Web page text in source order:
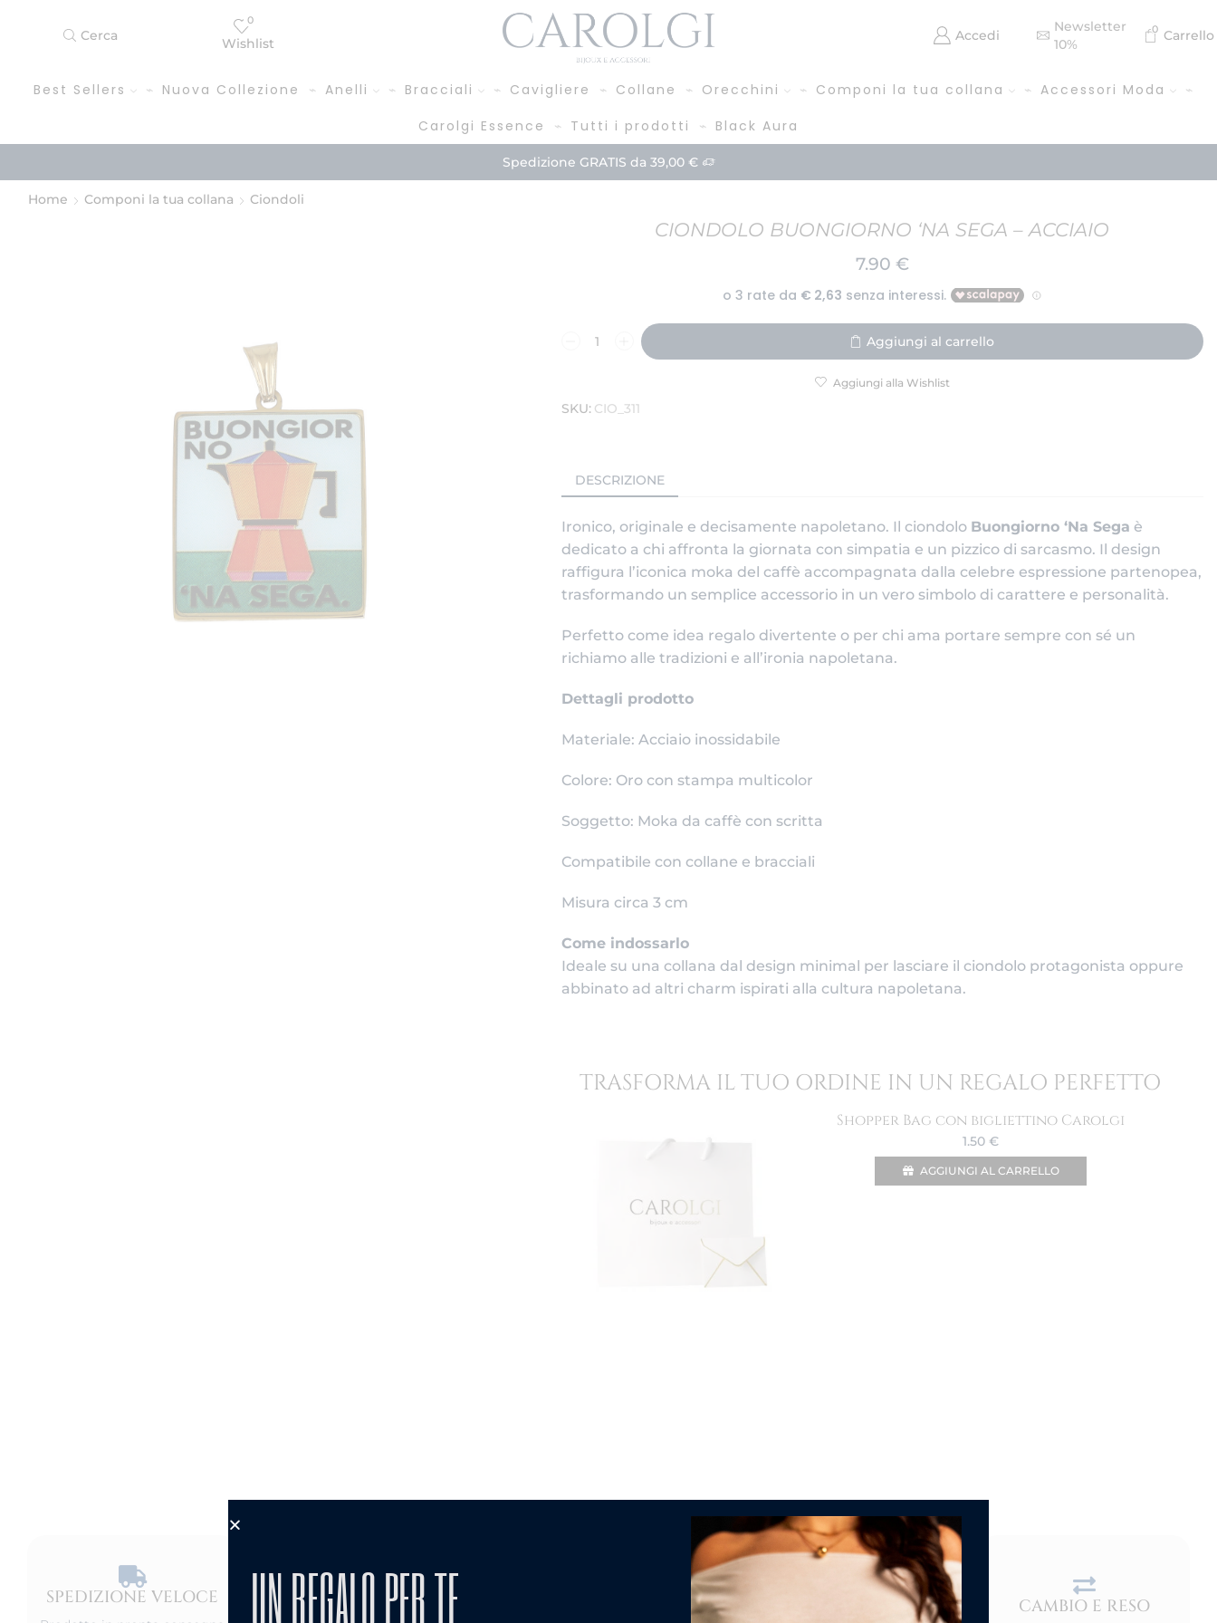
Cerca
0
Wishlist
Accedi
Newsletter
10%
0 Carrello
Best Sellers Nuova Collezione Anelli Bracciali Cavigliere Collane Orecchini Componi la tua collana
Accessori Moda
Carolgi Essence
Tutti i prodotti Black Aura
Paga in 3 rate! Acquista
Home Componi la tua collana Ciondoli
CIONDOLO BUONGIORNO ‘NA SEGA – ACCIAIO
7.90 €
Aggiungi al carrello
Aggiungi alla Wishlist
SKU: CIO_311
DESCRIZIONE
Ironico, originale e decisamente napoletano. Il ciondolo Buongiorno ‘Na Sega è
dedicato a chi affronta la giornata con simpatia e un pizzico di sarcasmo. Il design
raffigura l’iconica moka del caffè accompagnata dalla celebre espressione partenopea,
trasformando un semplice accessorio in un vero simbolo di carattere e personalità.
Perfetto come idea regalo divertente o per chi ama portare sempre con sé un
richiamo alle tradizioni e all’ironia napoletana.
Dettagli prodotto
Materiale: Acciaio inossidabile
Colore: Oro con stampa multicolor
Soggetto: Moka da caffè con scritta
Compatibile con collane e bracciali
Misura circa 3 cm
Come indossarlo
Ideale su una collana dal design minimal per lasciare il ciondolo protagonista oppure
abbinato ad altri charm ispirati alla cultura napoletana.
TRASFORMA IL TUO ORDINE IN UN REGALO PERFETTO
Shopper Bag con bigliettino Carolgi
1.50 €
AGGIUNGI AL CARRELLO
SPEDIZIONE VELOCE​
PRODOTTO
CURA DEL PRODOTTO CAMBIO E RESO
UN REGALO PER TE